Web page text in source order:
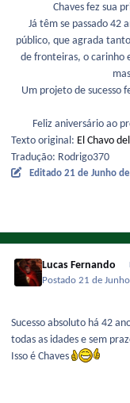
Chaves fez sua
Já têm se passado 42
público, que agrada
de fronteiras, o carinho
Um projeto de sucesso
Feliz aniversário ao
Texto original: El Chavo
Tradução: Rodrigo370
Editado 21 de Junho
Lucas Fernando
Postado21 de
Sucesso absoluto há 42
todas as idades e sem
Isso é Chaves